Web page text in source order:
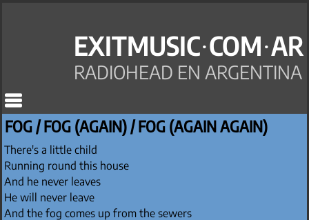
EXITMUSIC·COM·AR
RADIOHEAD EN ARGENTINA
FOG / FOG (AGAIN) / FOG (AGAIN AGAIN)
There's a little child
Running round this house
And he never leaves
He will never leave
And the fog comes up from the sewers